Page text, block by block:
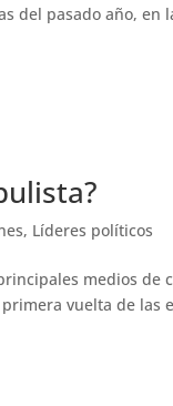
del pasado año,
, Líderes políticos
medios
vuelta de las